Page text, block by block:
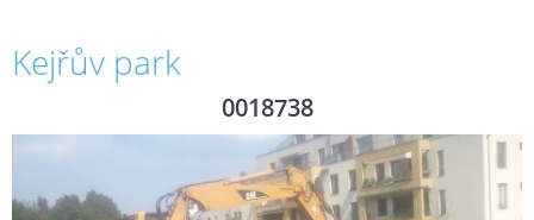
Kejřův park
0018738